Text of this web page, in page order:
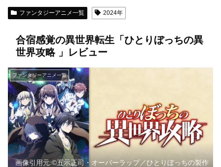
ファンタジーアニメ一覧 2024年
合宿感覚の異世界転生「ひとりぼっちの異
世界攻略 」レビュー
ファンタジーアニメ一覧
画像引用元:©五示正司・オーバーラップ／ひとりぼっちの製作